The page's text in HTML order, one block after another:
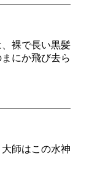
裸で長い黒髪
にか飛び去ら
師はこの水神